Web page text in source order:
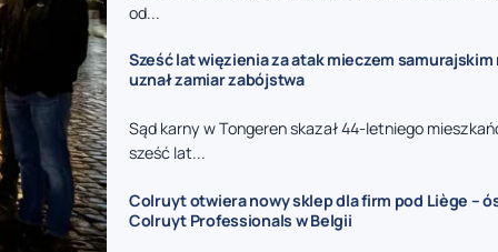
od...
Sześć lat więzienia za atak mieczem samurajskim
uznał zamiar zabójstwa
Sąd karny w Tongeren skazał 44-letniego
sześć lat...
Colruyt otwiera nowy sklep dla firm pod Liège –
Colruyt Professionals w Belgii